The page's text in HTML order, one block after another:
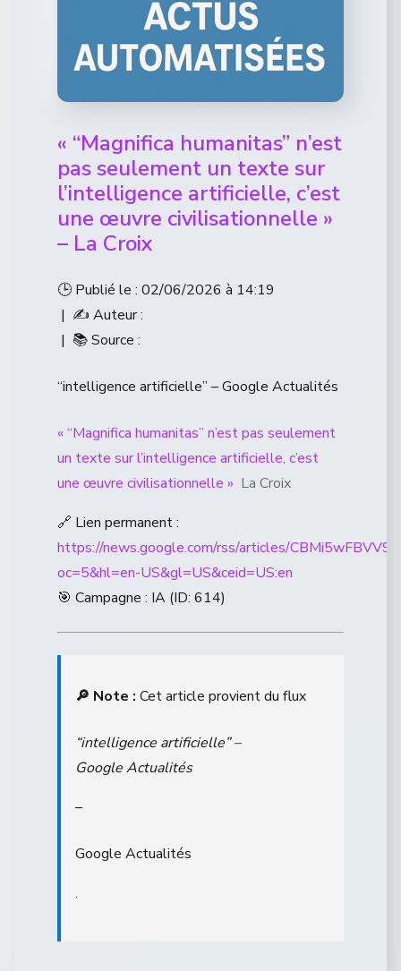
« “Magnifica humanitas” n’est
pas seulement un texte sur
l’intelligence artificielle, c’est
une œuvre civilisationnelle »
– La Croix
🕒 Publié le : 02/06/2026 à 14:19
| ✍️ Auteur :
| 📚 Source :
“intelligence artificielle” – Google Actualités
« “Magnifica humanitas” n’est pas seulement
un texte sur l’intelligence artificielle, c’est
une œuvre civilisationnelle » La Croix
🔗 Lien permanent :
https://news.google.com/rss/articles/
oc=5&hl=en-US&gl=US&ceid=US:en
🎯 Campagne : IA (ID: 614)
🔎 Note : Cet article provient du flux
“intelligence artificielle” –
Google Actualités
–
Google Actualités
.